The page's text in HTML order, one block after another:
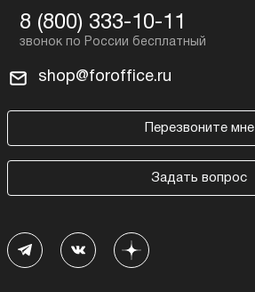
8 (800) 333-10-11
shop@foroffice.ru
Перезвоните мне
Задать вопрос